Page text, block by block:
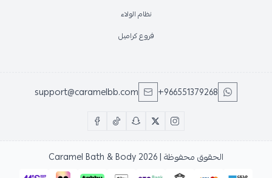
نظام الولاء
فروع كراميل
+966551379268
support@caramelbb.com
الحقوق محفوظة | 2026 Caramel Bath & Body